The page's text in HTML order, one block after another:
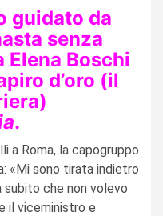
guidato da
senza
Elena Boschi
d’oro (il
.
Roma, la capogruppo
«Mi sono tirata indietro
subito che non volevo
il viceministro e